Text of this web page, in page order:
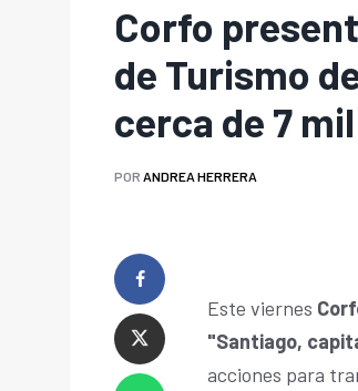
Corfo
de Turismo
cerca de 7
POR ANDREA HERRERA
Este viernes
"Santiago,
acciones para